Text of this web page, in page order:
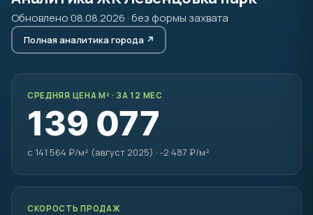
Обновлено 08.08.2026 · без формы захвата
Полная аналитика города ↗
СРЕДНЯЯ ЦЕНА М² · ЗА 12 МЕС
139 077
с 141 564 ₽/м² (август 2025) · -2 487 ₽/м²
СКОРОСТЬ ПРОДАЖ